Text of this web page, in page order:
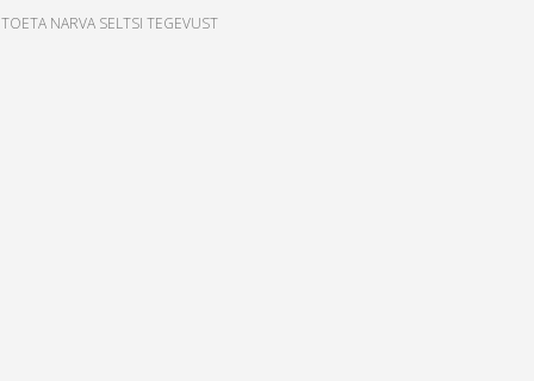
TOETA NARVA SELTSI TEGEVUST